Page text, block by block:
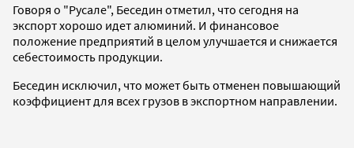
Говоря о "Русале", Беседин отметил, что сегодня на
экспорт хорошо идет алюминий. И финансовое
положение предприятий в целом улучшается и снижается
себестоимость продукции.
Беседин исключил, что может быть отменен повышающий
коэффициент для всех грузов в экспортном направлении.